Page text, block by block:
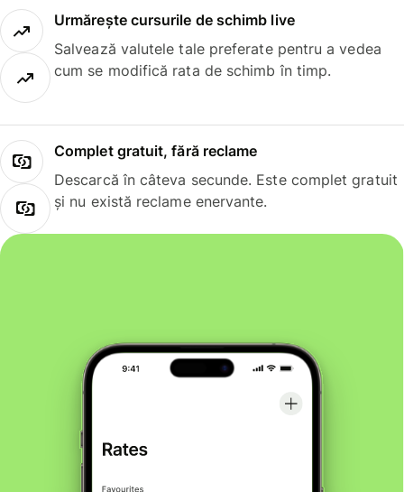
Urmărește cursurile de schimb live
Salvează valutele tale preferate pentru a vedea
cum se modifică rata de schimb în timp.
Complet gratuit, fără reclame
Descarcă în câteva secunde. Este complet gratuit
și nu există reclame enervante.